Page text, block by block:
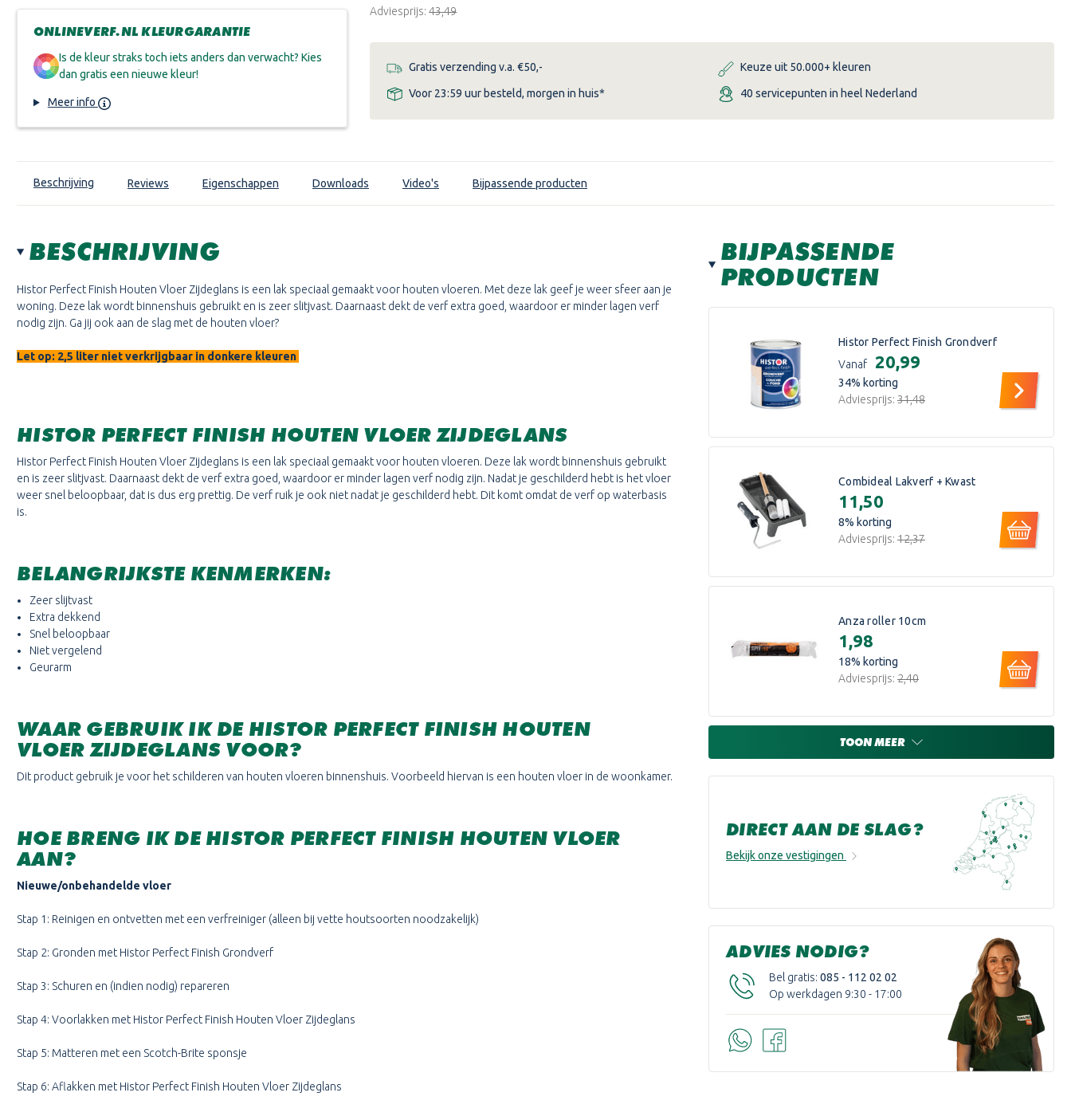
ONLINEVERF.NL KLEURGARANTIE
Is de kleur straks toch iets anders dan verwacht? Kies
dan gratis een nieuwe kleur!
Meer info
Adviesprijs:€43,49
Gratis verzending v.a. €50,-
Voor 23:59 uur besteld, morgen in huis*
Keuze uit 50.000+ kleuren
40 servicepunten in heel Nederland
Beschrijving Reviews Eigenschappen Downloads Video's Bijpassende producten
BESCHRIJVING
Histor Perfect Finish Houten Vloer Zijdeglans is een lak speciaal gemaakt voor houten vloeren. Met deze lak geef je weer sfeer aan je
woning. Deze lak wordt binnenshuis gebruikt en is zeer slitjvast. Daarnaast dekt de verf extra goed, waardoor er minder lagen verf
nodig zijn. Ga jij ook aan de slag met de houten vloer?
Let op: 2,5 liter niet verkrijgbaar in donkere kleuren
HISTOR PERFECT FINISH HOUTEN VLOER ZIJDEGLANS
Histor Perfect Finish Houten Vloer Zijdeglans is een lak speciaal gemaakt voor houten vloeren. Deze lak wordt binnenshuis gebruikt
en is zeer slitjvast. Daarnaast dekt de verf extra goed, waardoor er minder lagen verf nodig zijn. Nadat je geschilderd hebt is het vloer
weer snel beloopbaar, dat is dus erg prettig. De verf ruik je ook niet nadat je geschilderd hebt. Dit komt omdat de verf op waterbasis
is.
BELANGRIJKSTE KENMERKEN:
Zeer slijtvast
Extra dekkend
Snel beloopbaar
Niet vergelend
Geurarm
WAAR GEBRUIK IK DE HISTOR PERFECT FINISH HOUTEN
VLOER ZIJDEGLANS VOOR?
Dit product gebruik je voor het schilderen van houten vloeren binnenshuis. Voorbeeld hiervan is een houten vloer in de woonkamer.
HOE BRENG IK DE HISTOR PERFECT FINISH HOUTEN VLOER
AAN?
Nieuwe/onbehandelde vloer
Stap 1: Reinigen en ontvetten met een verfreiniger (alleen bij vette houtsoorten noodzakelijk)
Stap 2: Gronden met Histor Perfect Finish Grondverf
Stap 3: Schuren en (indien nodig) repareren
Stap 4: Voorlakken met Histor Perfect Finish Houten Vloer Zijdeglans
Stap 5: Matteren met een Scotch-Brite sponsje
Stap 6: Aflakken met Histor Perfect Finish Houten Vloer Zijdeglans
BIJPASSENDE
PRODUCTEN
Histor Perfect Finish Grondverf
Vanaf
€20,99
34% korting
Adviesprijs: €31,48
Combideal Lakverf + Kwast
€11,50
8% korting
Adviesprijs: €12,37
Anza roller 10cm
€1,98
18% korting
Adviesprijs: €2,40
TOON MEER
DIRECT AAN DE SLAG?
Bekijk onze vestigingen
ADVIES NODIG?
Bel gratis: 085 - 112 02 02
Op werkdagen 9:30 - 17:00